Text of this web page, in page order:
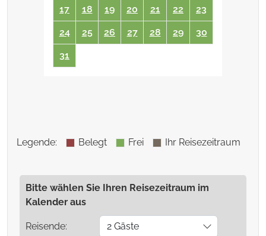
17 18 19 20 21 22 23
24 25 26 27 28 29 30
31
Legende: Belegt Frei Ihr Reisezeitraum
Bitte wählen Sie Ihren Reisezeitraum im
Kalender aus
Reisende: 2 Gäste